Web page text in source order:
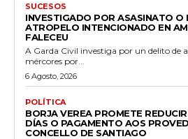
SUCESOS
INVESTIGADO POR ASASINATO O
ATROPELO INTENCIONADO EN
FALECEU
A Garda Civil investiga por un delito de
mércores por...
6 Agosto, 2026
POLÍTICA
BORJA VEREA PROMETE
DÍAS O PAGAMENTO AOS
CONCELLO DE SANTIAGO